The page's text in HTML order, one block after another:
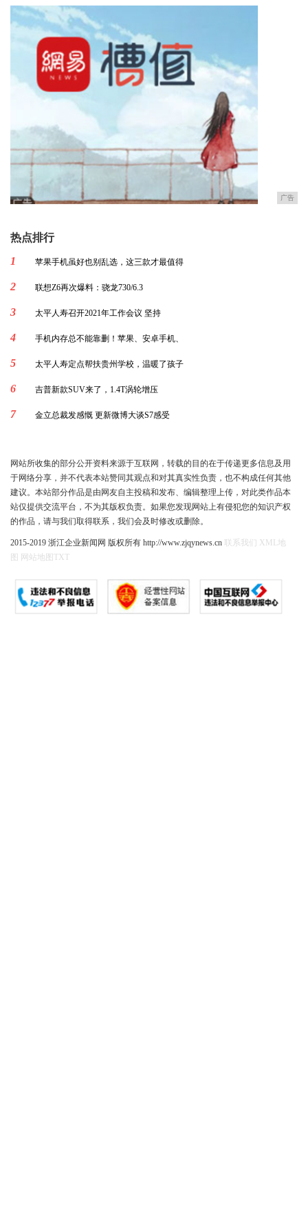
广告
热点排行
1
苹果手机虽好也别乱选，这三款才最值得
2 联想Z6再次爆料：骁龙730/6.3
3 太平人寿召开2021年工作会议 坚持
4 手机内存总不能靠删！苹果、安卓手机、
5 太平人寿定点帮扶贵州学校，温暖了孩子
6 吉普新款SUV来了，1.4T涡轮增压
7 金立总裁发感慨 更新微博大谈S7感受
网站所收集的部分公开资料来源于互联网，转载的目的在于传递更多信息及用
于网络分享，并不代表本站赞同其观点和对其真实性负责，也不构成任何其他
建议。本站部分作品是由网友自主投稿和发布、编辑整理上传，对此类作品本
站仅提供交流平台，不为其版权负责。如果您发现网站上有侵犯您的知识产权
的作品，请与我们取得联系，我们会及时修改或删除。
2015-2019 浙江企业新闻网 版权所有 http://www.zjqynews.cn 联系我们
XML地
图
网站地图 TXT